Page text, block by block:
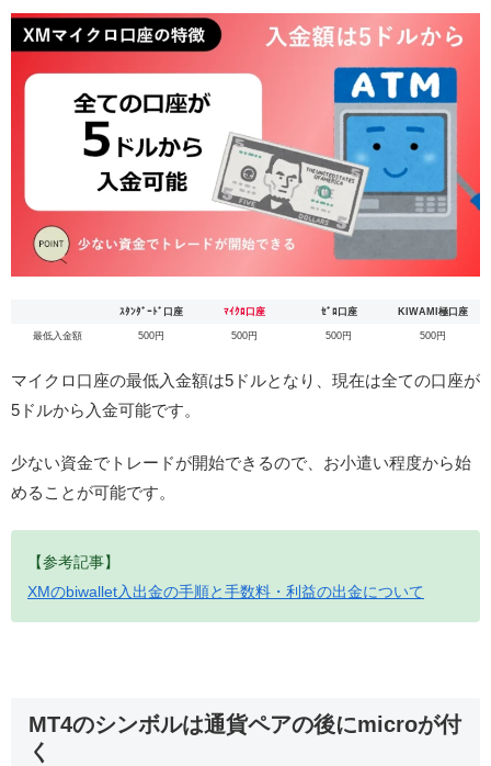
ｽﾀﾝﾀﾞｰﾄﾞ口座 ﾏｲｸﾛ口座 ｾﾞﾛ口座 KIWAMI極口座
最低入金額 500円 500円 500円 500円
マイクロ口座の最低入金額は5ドルとなり、現在は全ての口座が
5ドルから入金可能です。
少ない資金でトレードが開始できるので、お小遣い程度から始
めることが可能です。
【参考記事】
XMのbiwallet入出金の手順と手数料・利益の出金について
MT4のシンボルは通貨ペアの後にmicroが付
く